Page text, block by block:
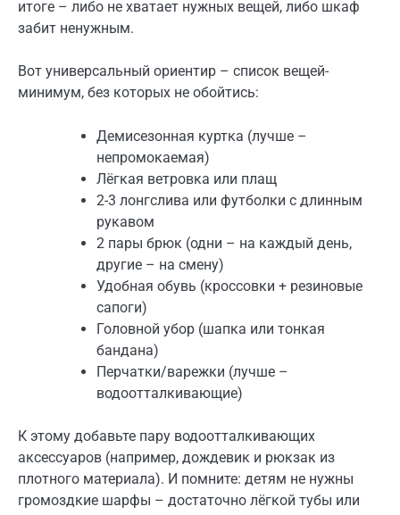
итоге – либо не хватает нужных вещей, либо шкаф
забит ненужным.
Вот универсальный ориентир – список вещей-
минимум, без которых не обойтись:
Демисезонная куртка (лучше –
непромокаемая)
Лёгкая ветровка или плащ
2-3 лонгслива или футболки с длинным
рукавом
2 пары брюк (одни – на каждый день,
другие – на смену)
Удобная обувь (кроссовки + резиновые
сапоги)
Головной убор (шапка или тонкая
бандана)
Перчатки/варежки (лучше –
водоотталкивающие)
К этому добавьте пару водоотталкивающих
аксессуаров (например, дождевик и рюкзак из
плотного материала). И помните: детям не нужны
громоздкие шарфы – достаточно лёгкой тубы или